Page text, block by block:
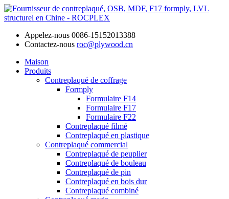
Appelez-nous 0086-15152013388
Contactez-nous roc@plywood.cn
Maison
Produits
Contreplaqué de coffrage
Formply
Formulaire F14
Formulaire F17
Formulaire F22
Contreplaqué filmé
Contreplaqué en plastique
Contreplaqué commercial
Contreplaqué de peuplier
Contreplaqué de bouleau
Contreplaqué de pin
Contreplaqué en bois dur
Contreplaqué combiné